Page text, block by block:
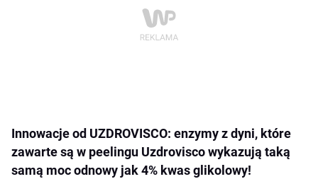
Innowacje od UZDROVISCO: enzymy z dyni, które
zawarte są w peelingu Uzdrovisco wykazują taką
samą moc odnowy jak 4% kwas glikolowy!